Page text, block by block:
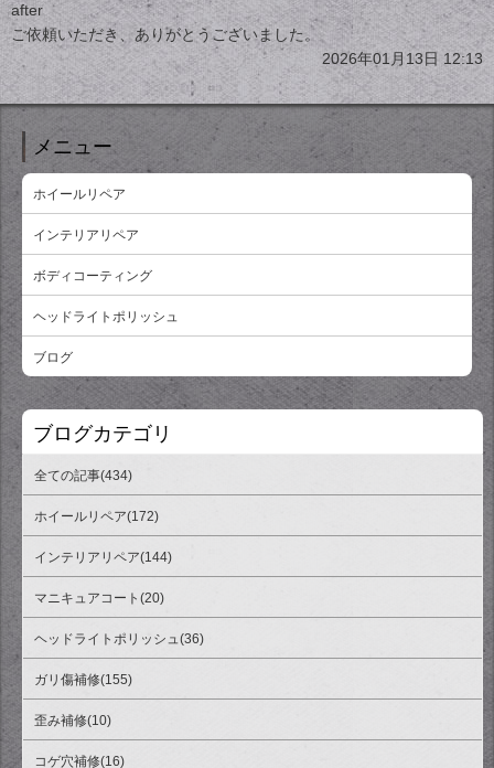
after
ご依頼いただき、ありがとうございました。
2026年01月13日 12:13
メニュー
ホイールリペア
インテリアリペア
ボディコーティング
ヘッドライトポリッシュ
ブログ
ブログカテゴリ
全ての記事(434)
ホイールリペア(172)
インテリアリペア(144)
マニキュアコート(20)
ヘッドライトポリッシュ(36)
ガリ傷補修(155)
歪み補修(10)
コゲ穴補修(16)